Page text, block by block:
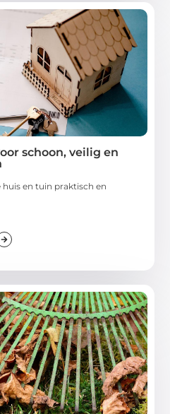
schoon, veilig en
huis en tuin praktisch en